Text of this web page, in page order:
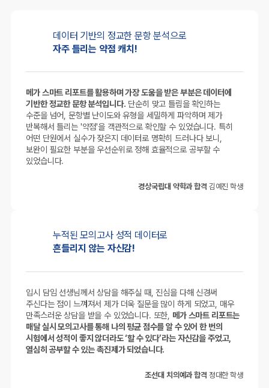
데이터 기반의 정교한 문항 분석으로
자주 틀리는 약점 캐치!
메가 스마트 리포트를 활용하며 가장 도움을 받은 부분은 데이터에
기반한 정교한 문항 분석입니다. 단순히 맞고 틀림을 확인하는
수준을 넘어, 문항별 난이도와 유형을 세밀하게 파악하며 제가
반복해서 틀리는 '약점'을 객관적으로 확인할 수 있었습니다. 특히
어떤 단원에서 실수가 잦은지 데이터로 명확히 드러나다 보니,
보완이 필요한 부분을 우선순위로 정해 효율적으로 공부할 수
있었습니다.
경상국립대 약학과 합격 김예진 학생
누적된 모의고사 성적 데이터로
흔들리지 않는 자신감!
입시 담임 선생님께서 상담을 해주실 때, 진심을 다해 신경써
주신다는 점이 느껴져서 제가 더욱 질문을 많이 하게 되었고, 매우
만족스러운 상담을 받을 수 있었습니다. 또한, 메가 스마트 리포트는
매달 실시 모의고사를 통해 나의 평균 점수를 알 수 있어 한 번의
시험에서 성적이 좋지 않더라도 ‘할 수 있다’라는 자신감을 주었고,
열심히 공부할 수 있는 촉진제가 되었습니다.
조선대 치의예과 합격 정대한 학생